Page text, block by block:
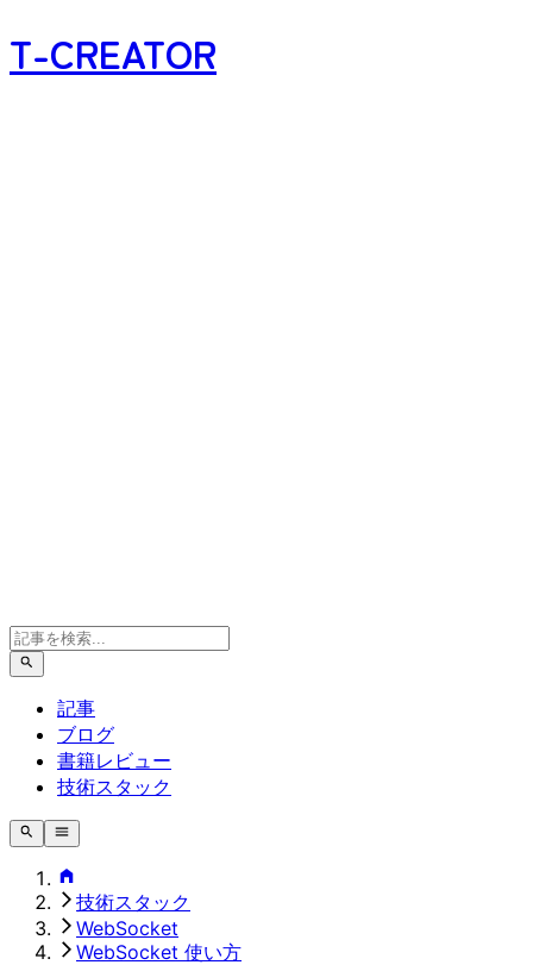
T-CREATOR
記事
ブログ
書籍レビュー
技術スタック
技術スタック
WebSocket
WebSocket 使い方